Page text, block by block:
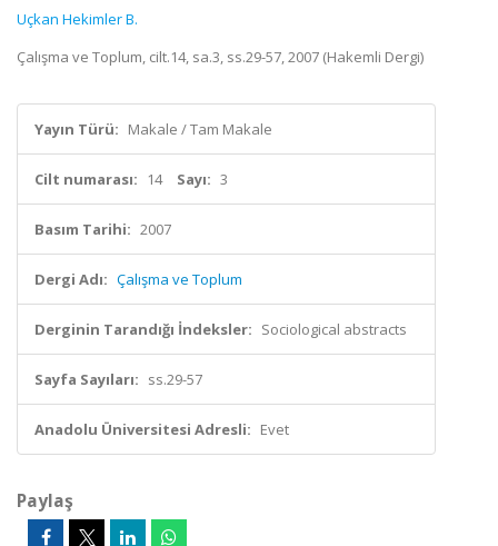
Uçkan Hekimler B.
Çalışma ve Toplum, cilt.14, sa.3, ss.29-57, 2007 (Hakemli Dergi)
Yayın Türü: Makale / Tam Makale
Cilt numarası: 14 Sayı: 3
Basım Tarihi: 2007
Dergi Adı: Çalışma ve Toplum
Derginin Tarandığı İndeksler: Sociological abstracts
Sayfa Sayıları: ss.29-57
Anadolu Üniversitesi Adresli: Evet
Paylaş